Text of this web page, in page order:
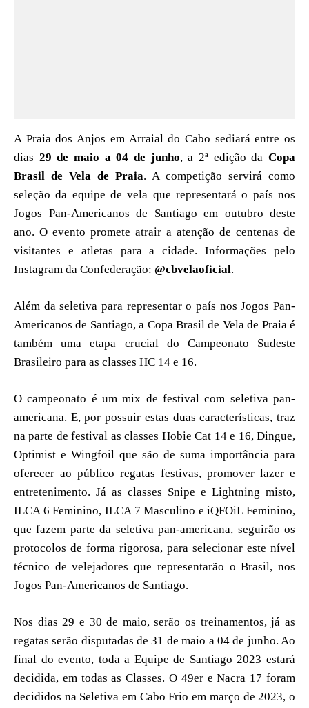
A Praia dos Anjos em Arraial do Cabo sediará entre os
dias 29 de maio a 04 de junho, a 2ª edição daCopa
Brasil de Vela de Praia. A competição servirá como
seleção da equipe de vela que representará o país nos
Jogos Pan-Americanos de Santiago em outubro deste
ano. O evento promete atrair a atenção de centenas de
visitantes e atletas para a cidade. Informações pelo
Instagram da Confederação: @cbvelaoficial.
Além da seletiva para representar o país nos Jogos Pan-
Americanos de Santiago, a Copa Brasil de Vela de Praia é
também uma etapa crucial do Campeonato Sudeste
Brasileiro para as classes HC 14 e 16.
O campeonato é um mix de festival com seletiva pan-
americana. E, por possuir estas duas características, traz
na parte de festival as classes Hobie Cat 14 e 16, Dingue,
Optimist e Wingfoil que são de suma importância para
oferecer ao público regatas festivas, promover lazer e
entretenimento. Já as classes Snipe e Lightning misto,
ILCA 6 Feminino, ILCA 7 Masculino e iQFOiL Feminino,
que fazem parte da seletiva pan-americana, seguirão os
protocolos de forma rigorosa, para selecionar este nível
técnico de velejadores que representarão o Brasil, nos
Jogos Pan-Americanos de Santiago.
Nos dias 29 e 30 de maio, serão os treinamentos, já as
regatas serão disputadas de 31 de maio a 04 de junho. Ao
final do evento, toda a Equipe de Santiago 2023 estará
decidida, em todas as Classes. O 49er e Nacra 17 foram
decididos na Seletiva em Cabo Frio em março de 2023, o